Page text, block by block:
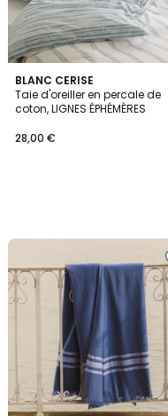
BLANC CERISE
Taie d'oreiller en percale de
coton, LIGNES ÉPHÉMÈRES
28,00 €